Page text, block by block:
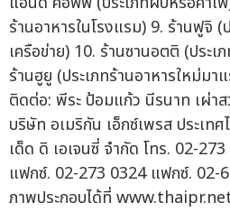
ร้านอาหารในโรงแรม) 9. ร้านฟูจิ (
เครือข่าย) 10. ร้านซานอตติ (ประเ
ร้านฮูยู (ประเภทร้านอาหารใหม่ม
ติดต่อ: พีระ ป้อมแก้ว นีรนาท เผ่า
บริษัท อเมริกัน เอ็กซ์เพรส ประเท
เด็ด ดิ เอเจนซี่ จำกัด โทร. 02-
แฟกซ์. 02-273 0324 แฟกซ์. 02-
ภาพประกอบได้ที่